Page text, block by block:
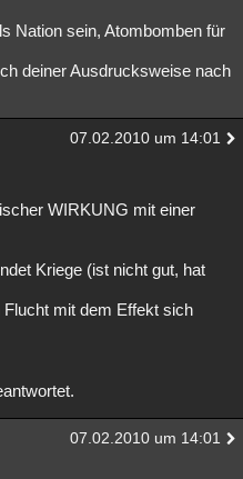
Nation sein, Atombomben für
deiner Ausdrucksweise nach
07.02.2010 um 14:01
WIRKUNG mit einer
Kriege (ist nicht gut, hat
mit dem Effekt sich
07.02.2010 um 14:01